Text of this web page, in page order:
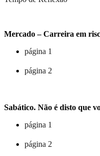
Mercado – Carreira em
página 1
página 2
Sabático. Não é disto que
página 1
página 2